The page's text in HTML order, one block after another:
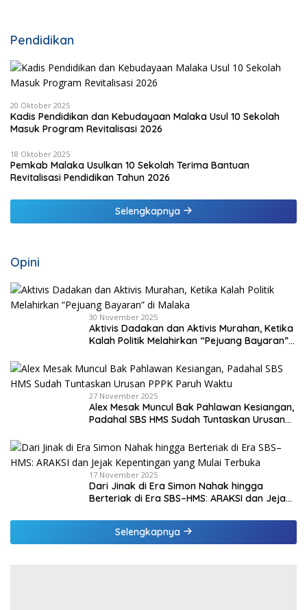
Pendidikan
20 Oktober 2025
Kadis Pendidikan dan Kebudayaan Malaka Usul 10 Sekolah
Masuk Program Revitalisasi 2026
18 Oktober 2025
Pemkab Malaka Usulkan 10 Sekolah Terima Bantuan
Revitalisasi Pendidikan Tahun 2026
Selengkapnya
Opini
30 November 2025
Aktivis Dadakan dan Aktivis Murahan, Ketika
Kalah Politik Melahirkan “Pejuang Bayaran”
27 November 2025
Alex Mesak Muncul Bak Pahlawan Kesiangan,
Padahal SBS HMS Sudah Tuntaskan Urusan
17 November 2025
Dari Jinak di Era Simon Nahak hingga
Berteriak di Era SBS–HMS: ARAKSI dan Jejak
Selengkapnya